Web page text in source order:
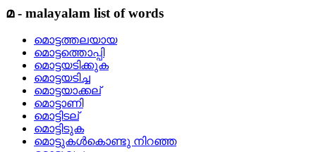
മ- malayalam list of words
മൊട്ടത്തലയായ
മൊട്ടത്തൊപ്പി
മൊട്ടയടിക്കുക
മൊട്ടയടിച്ച
മൊട്ടയാക്കല്
മൊട്ടാണി
മൊട്ടിടല്
മൊട്ടിടുക
മൊട്ടുകള്‍കൊണ്ടു നിറഞ്ഞ